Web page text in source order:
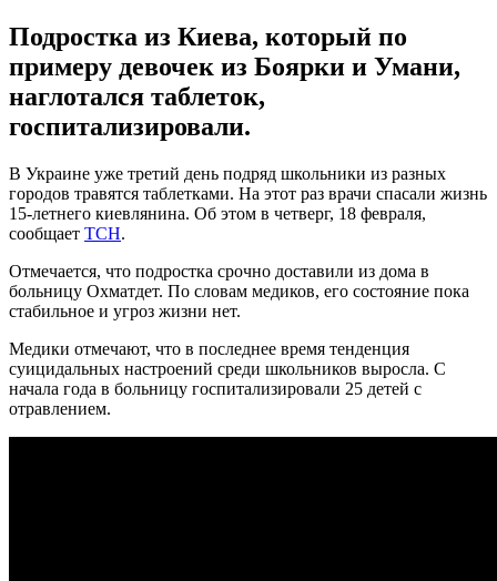
Подростка из Киева, который по
примеру девочек из Боярки и Умани,
наглотался таблеток,
госпитализировали.
В Украине уже третий день подряд школьники из разных
городов травятся таблетками. На этот раз врачи спасали жизнь
15-летнего киевлянина. Об этом в четверг, 18 февраля,
сообщает ТСН.
Отмечается, что подростка срочно доставили из дома в
больницу Охматдет. По словам медиков, его состояние пока
стабильное и угроз жизни нет.
Медики отмечают, что в последнее время тенденция
суицидальных настроений среди школьников выросла. С
начала года в больницу госпитализировали 25 детей с
отравлением.